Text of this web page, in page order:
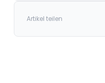
Artikel teilen